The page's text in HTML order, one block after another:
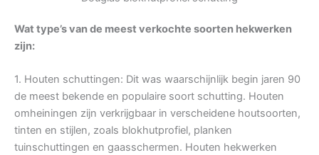
Wat type’s van de meest verkochte soorten hekwerken
zijn:
1. Houten schuttingen: Dit was waarschijnlijk begin jaren 90
de meest bekende en populaire soort schutting. Houten
omheiningen zijn verkrijgbaar in verscheidene houtsoorten,
tinten en stijlen, zoals blokhutprofiel, planken
tuinschuttingen en gaasschermen. Houten hekwerken